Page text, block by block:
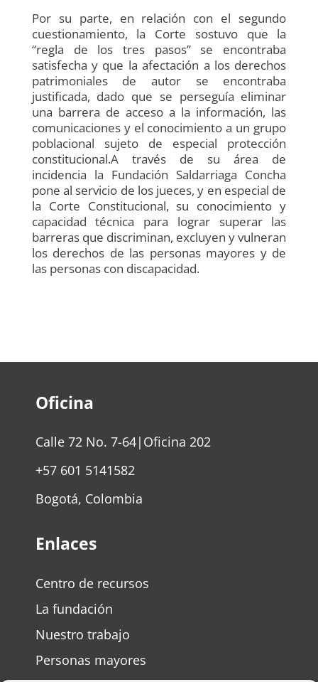
Por su parte, en relación con el segundo
cuestionamiento, la Corte sostuvo que la
“regla de los tres pasos” se encontraba
satisfecha y que la afectación a los derechos
patrimoniales de autor se encontraba
justificada, dado que se perseguía eliminar
una barrera de acceso a la información, las
comunicaciones y el conocimiento a un grupo
poblacional sujeto de especial protección
constitucional.A través de su área de
incidencia la Fundación Saldarriaga Concha
pone al servicio de los jueces, y en especial de
la Corte Constitucional, su conocimiento y
capacidad técnica para lograr superar las
barreras que discriminan, excluyen y vulneran
los derechos de las personas mayores y de
las personas con discapacidad.
Oficina
Calle 72 No. 7-64|Oficina 202
+57 601 5141582
Bogotá, Colombia
Enlaces
Centro de recursos
La fundación
Nuestro trabajo
Personas mayores